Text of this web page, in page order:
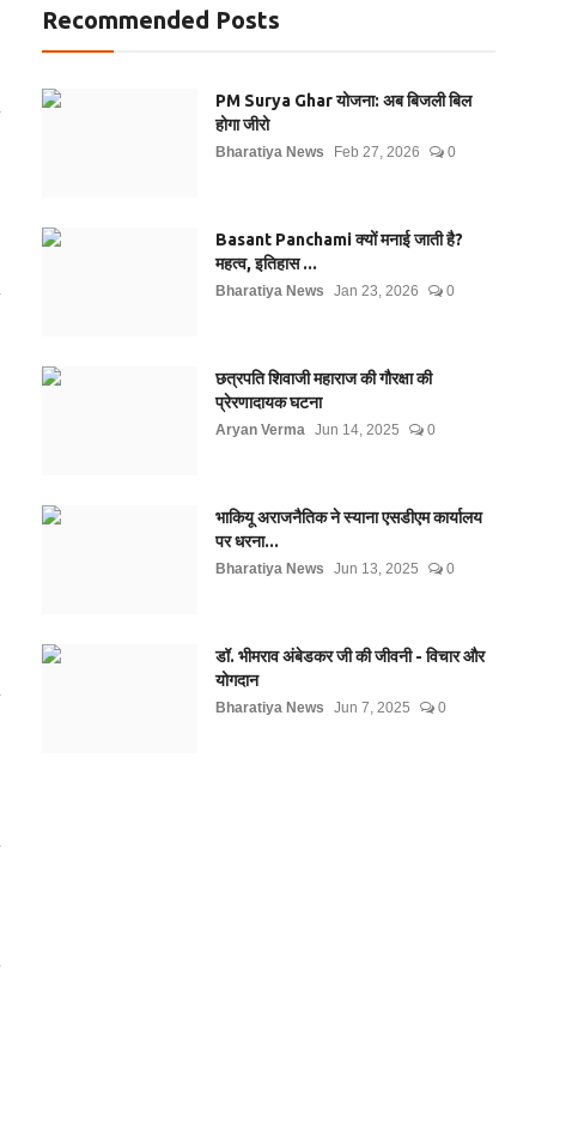
Recommended Posts
PM Surya Ghar योजना: अब बिजली बिल
होगा जीरो
Bharatiya News Feb 27, 2026 0
Basant Panchami क्यों मनाई जाती है?
महत्व, इतिहास ...
Bharatiya News Jan 23, 2026 0
छत्रपति शिवाजी महाराज की गौरक्षा की
प्रेरणादायक घटना
Aryan Verma Jun 14, 2025 0
भाकियू अराजनैतिक ने स्याना एसडीएम कार्यालय
पर धरना...
Bharatiya News Jun 13, 2025 0
डॉ. भीमराव अंबेडकर जी की जीवनी - विचार और
योगदान
Bharatiya News Jun 7, 2025 0